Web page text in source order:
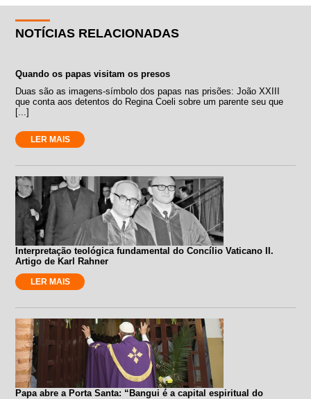
NOTÍCIAS RELACIONADAS
Quando os papas visitam os presos
Duas são as imagens-símbolo dos papas nas prisões: João XXIII
que conta aos detentos do Regina Coeli sobre um parente seu que
[...]
LER MAIS
Interpretação teológica fundamental do Concílio Vaticano II.
Artigo de Karl Rahner
LER MAIS
Papa abre a Porta Santa: “Bangui é a capital espiritual do